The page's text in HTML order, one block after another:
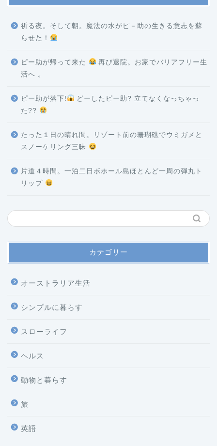
祈る夜。そして朝。魔法の水がピ－助の生きる意志を蘇
らせた！
ピー助が帰って来た
再び退院。お家でバリアフリー生
活へ 。
ピー助が落下!
どーしたピー助? 立てなくなっちゃっ
た??
たった１日の晴れ間。リゾート前の珊瑚礁でウミガメと
スノーケリング三昧
片道４時間。一泊二日ボホール島ほとんど一周の弾丸ト
リップ
カテゴリー
オーストラリア生活
シンプルに暮らす
スローライフ
ヘルス
動物と暮らす
旅
英語